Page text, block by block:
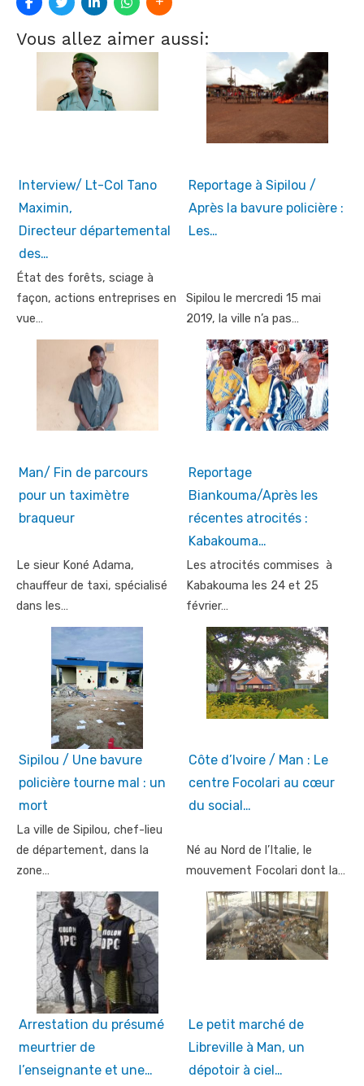
Vous allez aimer aussi:
Interview/ Lt-Col Tano
Maximin,
Directeur départemental
des…
État des forêts, sciage à
façon, actions entreprises en
vue…
Reportage à Sipilou /
Après la bavure policière :
Les…
Sipilou le mercredi 15 mai
2019, la ville n’a pas…
Man/ Fin de parcours
pour un taximètre
braqueur
Le sieur Koné Adama,
chauffeur de taxi, spécialisé
dans les…
Reportage
Biankouma/Après les
récentes atrocités :
Kabakouma…
Les atrocités commises à
Kabakouma les 24 et 25
février…
Sipilou / Une bavure
policière tourne mal : un
mort
La ville de Sipilou, chef-lieu
de département, dans la
zone…
Côte d’Ivoire / Man : Le
centre Focolari au cœur
du social…
Né au Nord de l’Italie, le
mouvement Focolari dont la…
Arrestation du présumé
meurtrier de
l’enseignante et une…
Le petit marché de
Libreville à Man, un
dépotoir à ciel…